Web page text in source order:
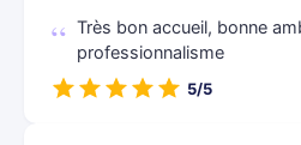
Très bon accueil, bonne
professionnalisme
5/5